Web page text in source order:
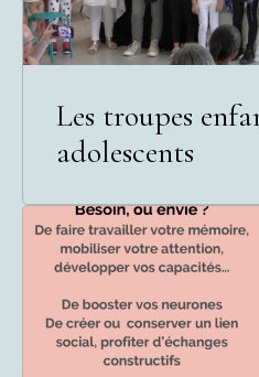
Les troupes
adolescents